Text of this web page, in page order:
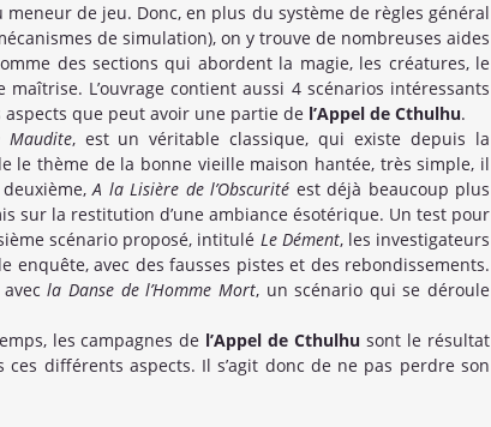
de jeu. Donc, en plus du système de règles général
de simulation), on y trouve de nombreuses aides
des sections qui abordent la magie, les créatures, le
L’ouvrage contient aussi 4 scénarios intéressants
que peut avoir une partie de l’Appel de Cthulhu.
Maudite, est un véritable classique, qui existe depuis la
le thème de la bonne vieille maison hantée, très simple, il
A la Lisière de l’Obscurité est déjà beaucoup plus
sur la restitution d’une ambiance ésotérique. Un test pour
scénario proposé, intitulé Le Dément, les investigateurs
enquête, avec des fausses pistes et des rebondissements.
avecla Danse de l’Homme Mort, un scénario qui se déroule
les campagnes de l’Appel de Cthulhusont le résultat
ces différents aspects. Il s’agit donc de ne pas perdre son